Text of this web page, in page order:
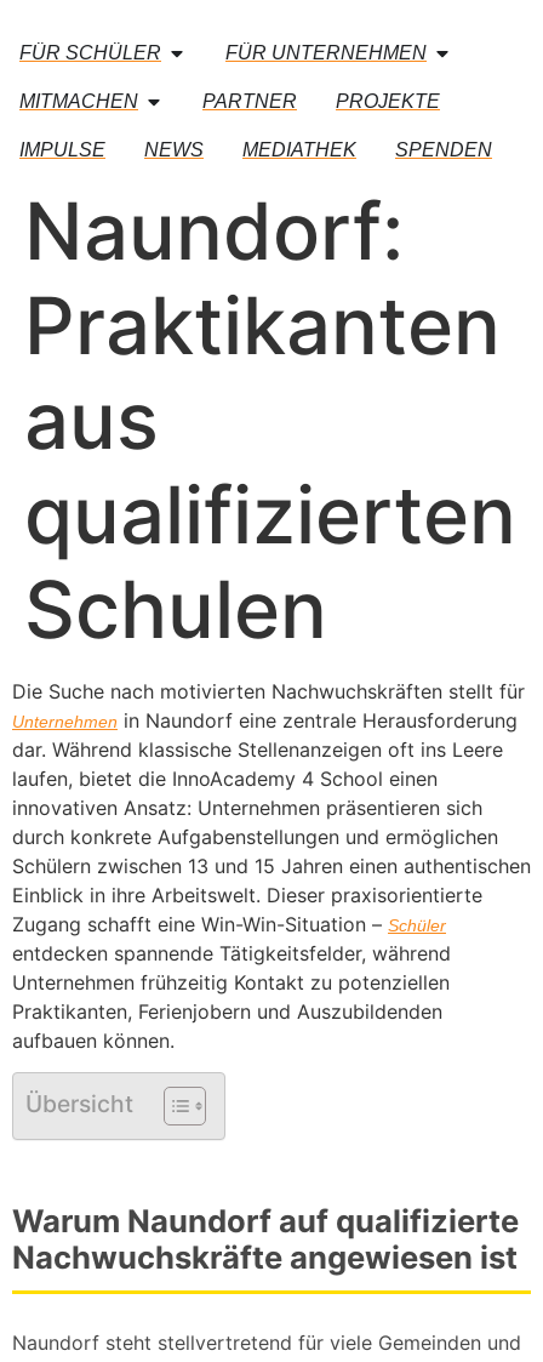
FÜR SCHÜLER FÜR UNTERNEHMEN
MITMACHEN PARTNER PROJEKTE
IMPULSE NEWS MEDIATHEK SPENDEN
Naundorf:
Praktikanten
aus
qualifizierten
Schulen
Die Suche nach motivierten Nachwuchskräften stellt für
Unternehmen in Naundorf eine zentrale Herausforderung
dar. Während klassische Stellenanzeigen oft ins Leere
laufen, bietet die InnoAcademy 4 School einen
innovativen Ansatz: Unternehmen präsentieren sich
durch konkrete Aufgabenstellungen und ermöglichen
Schülern zwischen 13 und 15 Jahren einen authentischen
Einblick in ihre Arbeitswelt. Dieser praxisorientierte
Zugang schafft eine Win-Win-Situation – Schüler
entdecken spannende Tätigkeitsfelder, während
Unternehmen frühzeitig Kontakt zu potenziellen
Praktikanten, Ferienjobern und Auszubildenden
aufbauen können.
Übersicht
Warum Naundorf auf qualifizierte
Nachwuchskräfte angewiesen ist
Naundorf steht stellvertretend für viele Gemeinden und